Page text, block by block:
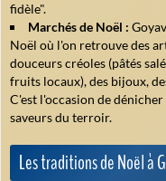
fidèle".
Marchés de Noël :
Noël où l'on retrouve des
douceurs créoles (pâtés
fruits locaux), des bijoux,
C'est l'occasion de
saveurs du terroir.
Les traditions de Noël à